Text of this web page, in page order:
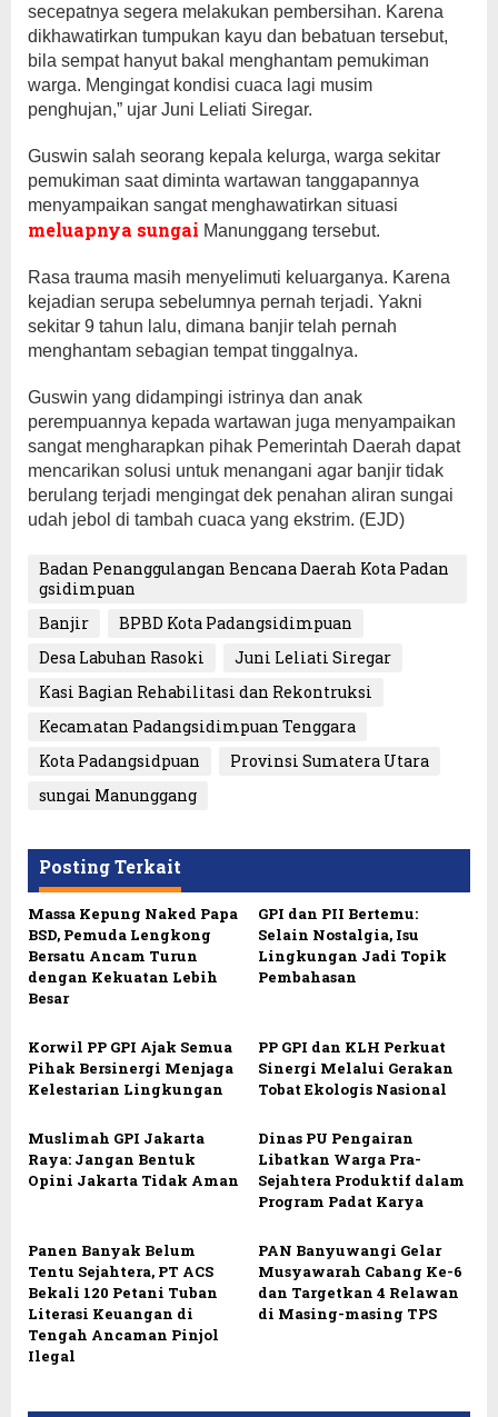
secepatnya segera melakukan pembersihan. Karena
dikhawatirkan tumpukan kayu dan bebatuan tersebut,
bila sempat hanyut bakal menghantam pemukiman
warga. Mengingat kondisi cuaca lagi musim
penghujan,” ujar Juni Leliati Siregar.
Guswin salah seorang kepala kelurga, warga sekitar
pemukiman saat diminta wartawan tanggapannya
menyampaikan sangat menghawatirkan situasi
meluapnya sungai Manunggang tersebut.
Rasa trauma masih menyelimuti keluarganya. Karena
kejadian serupa sebelumnya pernah terjadi. Yakni
sekitar 9 tahun lalu, dimana banjir telah pernah
menghantam sebagian tempat tinggalnya.
Guswin yang didampingi istrinya dan anak
perempuannya kepada wartawan juga menyampaikan
sangat mengharapkan pihak Pemerintah Daerah dapat
mencarikan solusi untuk menangani agar banjir tidak
berulang terjadi mengingat dek penahan aliran sungai
udah jebol di tambah cuaca yang ekstrim. (EJD)
Badan Penanggulangan Bencana Daerah Kota Padan
gsidimpuan
Banjir
BPBD Kota Padangsidimpuan
Desa Labuhan Rasoki
Juni Leliati Siregar
Kasi Bagian Rehabilitasi dan Rekontruksi
Kecamatan Padangsidimpuan Tenggara
Kota Padangsidpuan
Provinsi Sumatera Utara
sungai Manunggang
Posting Terkait
Massa Kepung Naked Papa
BSD, Pemuda Lengkong
Bersatu Ancam Turun
dengan Kekuatan Lebih
Besar
GPI dan PII Bertemu:
Selain Nostalgia, Isu
Lingkungan Jadi Topik
Pembahasan
Korwil PP GPI Ajak Semua
Pihak Bersinergi Menjaga
Kelestarian Lingkungan
PP GPI dan KLH Perkuat
Sinergi Melalui Gerakan
Tobat Ekologis Nasional
Muslimah GPI Jakarta
Raya: Jangan Bentuk
Opini Jakarta Tidak Aman
Dinas PU Pengairan
Libatkan Warga Pra-
Sejahtera Produktif dalam
Program Padat Karya
Panen Banyak Belum
Tentu Sejahtera, PT ACS
Bekali 120 Petani Tuban
Literasi Keuangan di
Tengah Ancaman Pinjol
Ilegal
PAN Banyuwangi Gelar
Musyawarah Cabang Ke-6
dan Targetkan 4 Relawan
di Masing-masing TPS